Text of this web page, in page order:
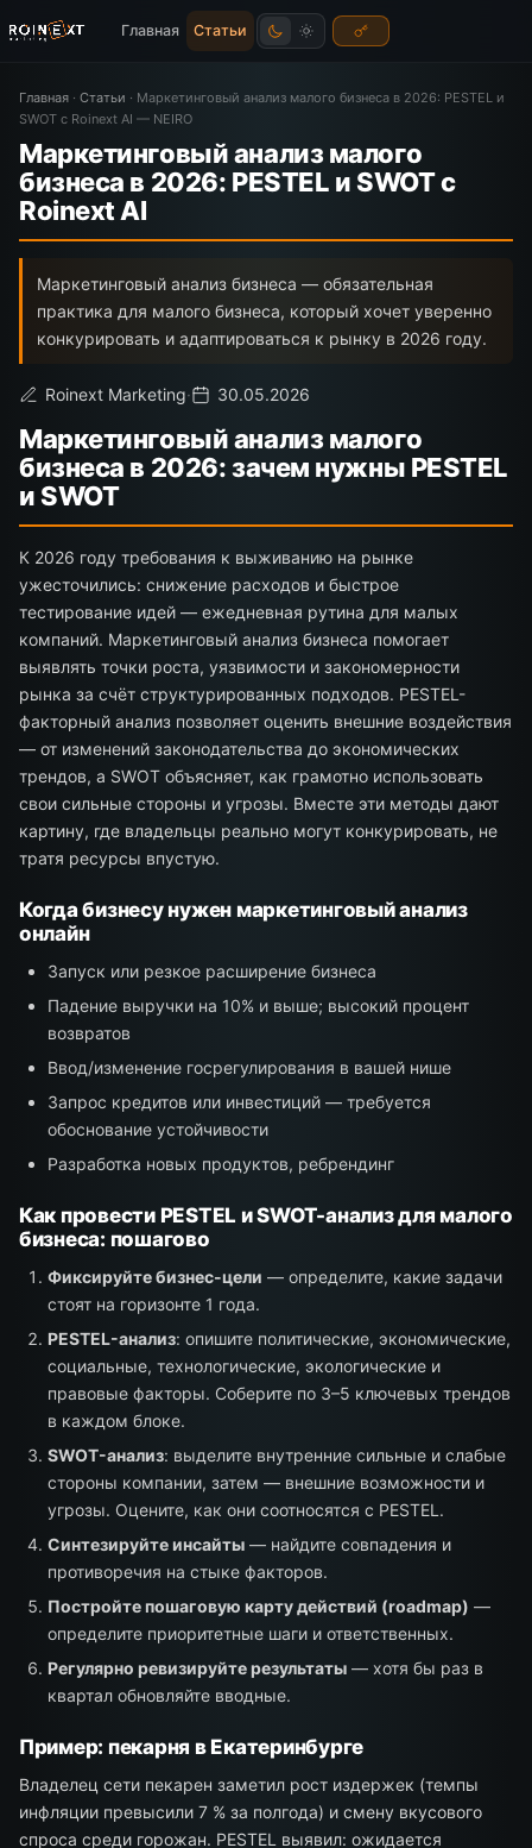
Главная Статьи
Главная · Статьи · Маркетинговый анализ малого бизнеса в 2026: PESTEL и
SWOT с Roinext AI — NEIRO
Маркетинговый анализ малого
бизнеса в 2026: PESTEL и SWOT с
Roinext AI
Маркетинговый анализ бизнеса — обязательная
практика для малого бизнеса, который хочет уверенно
конкурировать и адаптироваться к рынку в 2026 году.
Roinext Marketing· 30.05.2026
Маркетинговый анализ малого
бизнеса в 2026: зачем нужны PESTEL
и SWOT
К 2026 году требования к выживанию на рынке
ужесточились: снижение расходов и быстрое
тестирование идей — ежедневная рутина для малых
компаний. Маркетинговый анализ бизнеса помогает
выявлять точки роста, уязвимости и закономерности
рынка за счёт структурированных подходов. PESTEL-
факторный анализ позволяет оценить внешние воздействия
— от изменений законодательства до экономических
трендов, а SWOT объясняет, как грамотно использовать
свои сильные стороны и угрозы. Вместе эти методы дают
картину, где владельцы реально могут конкурировать, не
тратя ресурсы впустую.
Когда бизнесу нужен маркетинговый анализ
онлайн
Запуск или резкое расширение бизнеса
Падение выручки на 10% и выше; высокий процент
возвратов
Ввод/изменение госрегулирования в вашей нише
Запрос кредитов или инвестиций — требуется
обоснование устойчивости
Разработка новых продуктов, ребрендинг
Как провести PESTEL и SWOT-анализ для малого
бизнеса: пошагово
Фиксируйте бизнес-цели — определите, какие задачи
стоят на горизонте 1 года.
PESTEL-анализ: опишите политические, экономические,
социальные, технологические, экологические и
правовые факторы. Соберите по 3–5 ключевых трендов
в каждом блоке.
SWOT-анализ: выделите внутренние сильные и слабые
стороны компании, затем — внешние возможности и
угрозы. Оцените, как они соотносятся с PESTEL.
Синтезируйте инсайты — найдите совпадения и
противоречия на стыке факторов.
Постройте пошаговую карту действий (roadmap) —
определите приоритетные шаги и ответственных.
Регулярно ревизируйте результаты — хотя бы раз в
квартал обновляйте вводные.
Пример: пекарня в Екатеринбурге
Владелец сети пекарен заметил рост издержек (темпы
инфляции превысили 7 % за полгода) и смену вкусового
спроса среди горожан. PESTEL выявил: ожидается